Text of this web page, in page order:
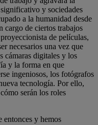
y sociedades
a la humanidad desde
cargo de ciertos trabajos
de películas,
necesarios una vez que
cámaras digitales y los
y la forma en que
ingeniosos, los fotógrafos
tecnología. Por ello,
serán los roles
entonces y hemos